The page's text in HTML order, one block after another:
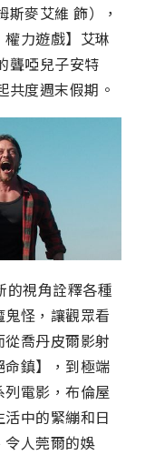
麥艾維 飾），
力遊戲】艾琳
聾啞兒子安特
共度週末假期。
的視角詮釋各種
怪，讓觀眾看
喬丹皮爾影射
鎮】，到極端
電影，布倫屋
中的緊繃和日
人莞爾的娛